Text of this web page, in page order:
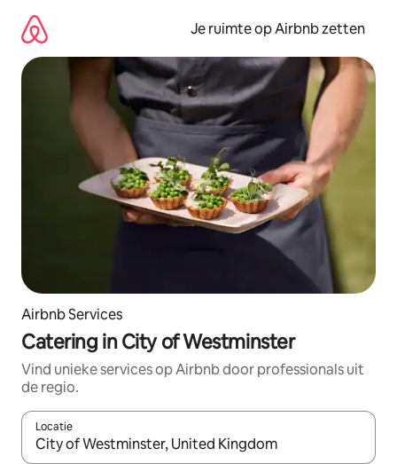
direct
naar
inhoud
Je ruimte op Airbnb zetten
Airbnb Services
Catering in City of Westminster
Vind unieke services op Airbnb door professionals uit
de regio.
Locatie
Wanneer er suggesties beschikbaar zijn, maak je een keuze